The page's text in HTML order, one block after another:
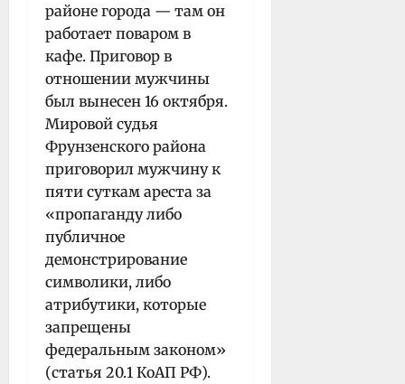
районе города — там он
работает поваром в
кафе. Приговор в
отношении мужчины
был вынесен 16 октября.
Мировой судья
Фрунзенского района
приговорил мужчину к
пяти суткам ареста за
«пропаганду либо
публичное
демонстрирование
символики, либо
атрибутики, которые
запрещены
федеральным законом»
(статья 20.1 КоАП РФ).